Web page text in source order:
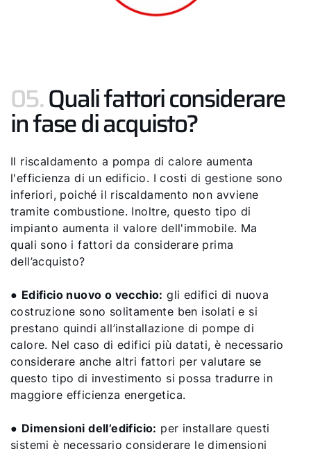
05.Quali fattori considerare
in fase di acquisto?
Il riscaldamento a pompa di calore aumenta
l'efficienza di un edificio. I costi di gestione sono
inferiori, poiché il riscaldamento non avviene
tramite combustione. Inoltre, questo tipo di
impianto aumenta il valore dell'immobile. Ma
quali sono i fattori da considerare prima
dell’acquisto?
● Edificio nuovo o vecchio: gli edifici di nuova
costruzione sono solitamente ben isolati e si
prestano quindi all’installazione di pompe di
calore. Nel caso di edifici più datati, è necessario
considerare anche altri fattori per valutare se
questo tipo di investimento si possa tradurre in
maggiore efficienza energetica.
● Dimensioni dell’edificio: per installare questi
sistemi è necessario considerare le dimensioni